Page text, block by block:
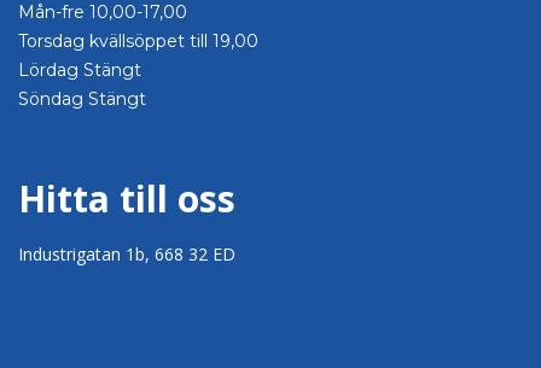
Mån-fre 10,00-17,00
Torsdag kvällsöppet till 19,00
Lördag Stängt
Söndag Stängt
Hitta till oss
Industrigatan 1b, 668 32 ED